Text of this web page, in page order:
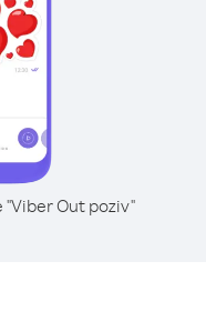
Out poziv"